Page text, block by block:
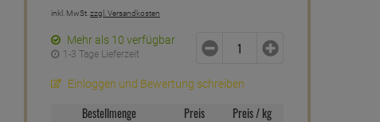
inkl. MwSt. zzgl. Versandkosten
Mehr als 10 verfügbar
1-3 Tage Lieferzeit
Einloggen und Bewertung schreiben
Bestellmenge Preis Preis / kg